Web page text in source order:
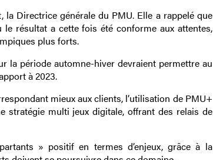
Directrice générale du PMU. Elle a rappelé que
le résultat a cette fois été conforme aux attentes,
plus forts.
la période automne-hiver devraient permettre au
à 2023.
mieux aux clients, l’utilisation de PMU+
stratégie multi jeux digitale, offrant des relais de
» positif en termes d’enjeux, grâce à la